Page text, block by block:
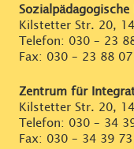
Kilstetter Str. 20,
Telefon: 030 – 23
Fax: 030 – 23 88
Zentrum für
Kilstetter Str. 20,
Telefon: 030 – 34
Fax: 030 – 34 39